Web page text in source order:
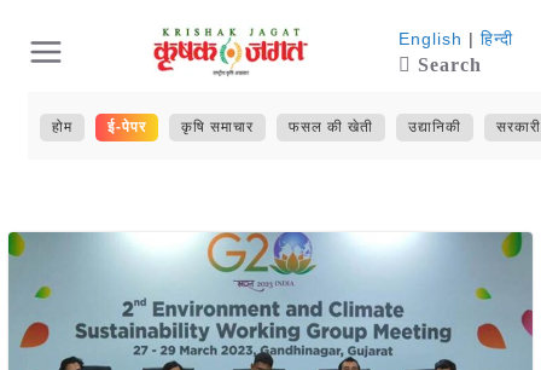
content
English | हिन्दी
Search
होम ई-पेपर कृषि समाचार फसल की खेती उद्यानिकी